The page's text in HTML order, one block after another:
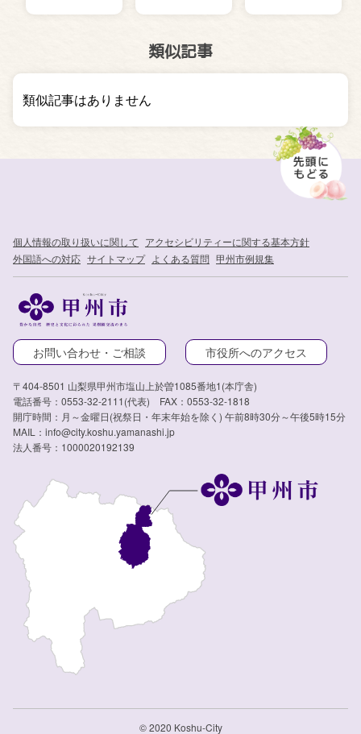
類似記事
類似記事はありません
個人情報の取り扱いに関して アクセシビリティーに関する基本方針
外国語への対応 サイトマップ よくある質問 甲州市例規集
お問い合わせ・ご相談 市役所へのアクセス
〒404-8501 山梨県甲州市塩山上於曽1085番地1(本庁舎)
電話番号：0553-32-2111(代表) FAX：0553-32-1818
開庁時間：月～金曜日(祝祭日・年末年始を除く) 午前8時30分～午後5時15分
MAIL：info@city.koshu.yamanashi.jp
法人番号：1000020192139
© 2020 Koshu-City